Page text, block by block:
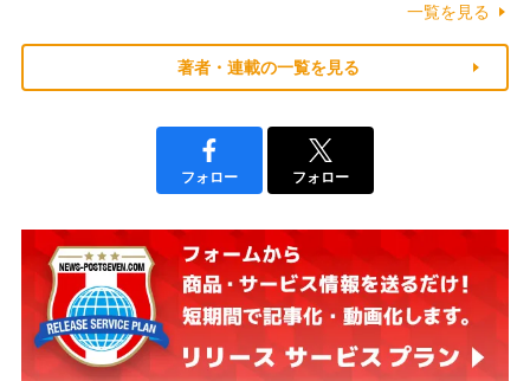
一覧を見る
著者・連載の一覧を見る
フォロー フォロー